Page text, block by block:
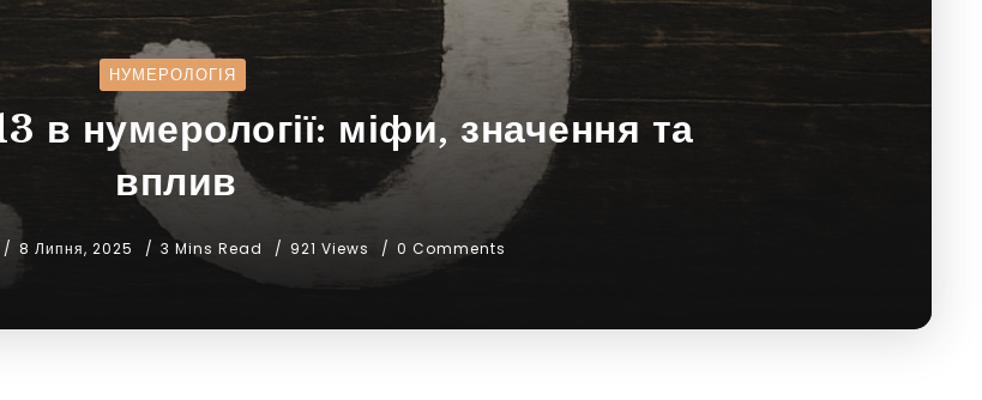
НУМЕРОЛОГІЯ
в нумерології: міфи, значення та
вплив
8 Липня, 2025 3 Mins Read 921 Views 0 Comments